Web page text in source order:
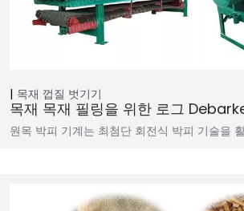
목재 껍질 벗기기
목재 목재 필링을 위한 로그
원목 박피 기계는 최첨단 회전식 박피 기술을